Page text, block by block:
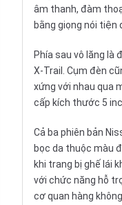
âm thanh, đàm
bằng giọng nói tiện
Phía sau vô lăng là
X-Trail. Cụm đèn
xứng với nhau qua
cấp kích thước 5
Cả ba phiên bản
bọc da thuộc màu
khi trang bị ghế lái
với chức năng hỗ
cơ quan hàng